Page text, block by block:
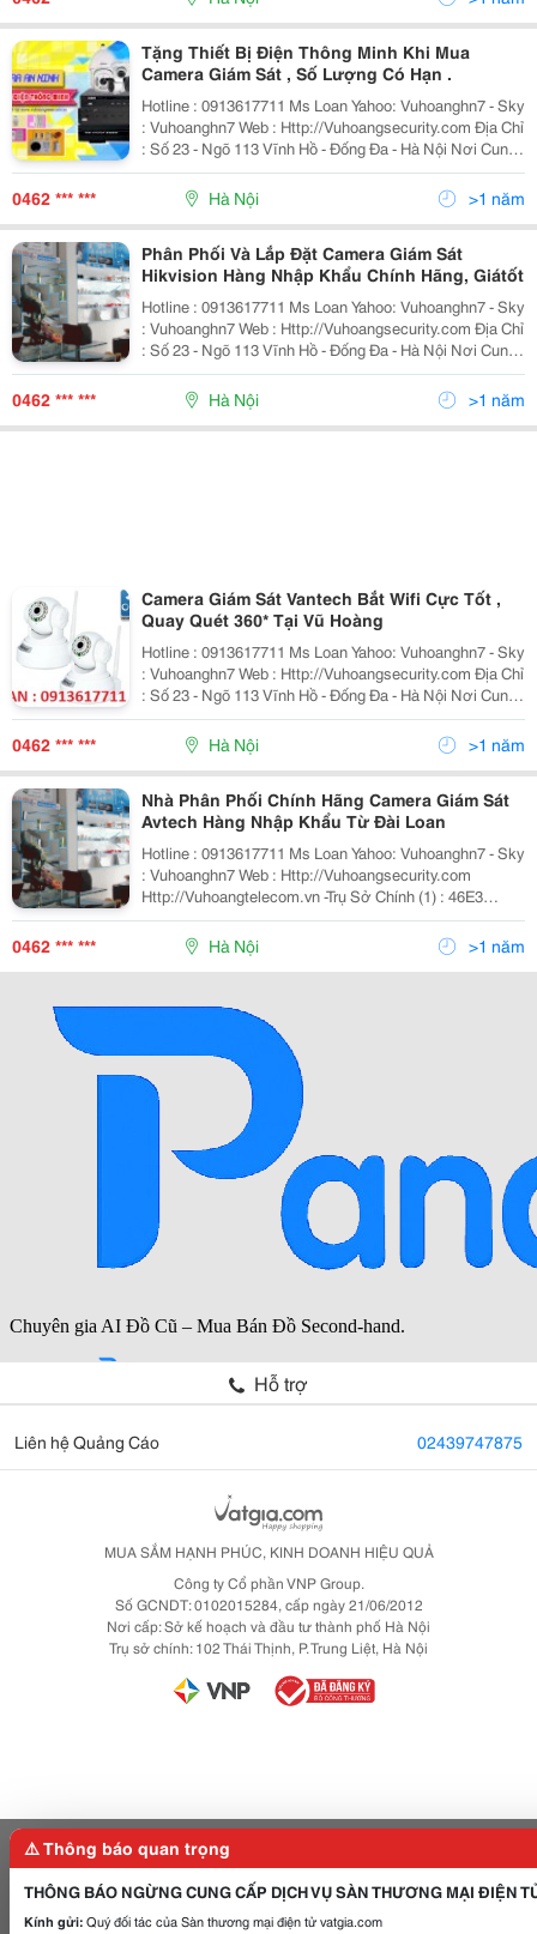
Tặng Thiết Bị Điện Thông Minh Khi Mua
Camera Giám Sát , Số Lượng Có Hạn .
Hotline : 0913617711 Ms Loan Yahoo: Vuhoanghn7 - Sky
: Vuhoanghn7 Web : Http://Vuhoangsecurity.com Địa Chỉ
: Số 23 - Ngõ 113 Vĩnh Hồ - Đống Đa - Hà Nội Nơi Cung
Cấp Thiết Bị An Ninh, Giám Sát Uy Tín Số 1 Việt Nam
0462 *** *** Hà Nội >1 năm
Phân Phối Và Lắp Đặt Camera Giám Sát
Hikvision Hàng Nhập Khẩu Chính Hãng, Giátốt
Hotline : 0913617711 Ms Loan Yahoo: Vuhoanghn7 - Sky
: Vuhoanghn7 Web : Http://Vuhoangsecurity.com Địa Chỉ
: Số 23 - Ngõ 113 Vĩnh Hồ - Đống Đa - Hà Nội Nơi Cung
Cấp Thiết Bị An Ninh, Giám Sát Uy Tín Số 1 Việt Nam
0462 *** *** Hà Nội >1 năm
Camera Giám Sát Vantech Bắt Wifi Cực Tốt ,
Quay Quét 360* Tại Vũ Hoàng
Hotline : 0913617711 Ms Loan Yahoo: Vuhoanghn7 - Sky
: Vuhoanghn7 Web : Http://Vuhoangsecurity.com Địa Chỉ
: Số 23 - Ngõ 113 Vĩnh Hồ - Đống Đa - Hà Nội Nơi Cung
Cấp Thiết Bị An Ninh, Giám Sát Uy Tín Số 1 Việt Nam
0462 *** *** Hà Nội >1 năm
Nhà Phân Phối Chính Hãng Camera Giám Sát
Avtech Hàng Nhập Khẩu Từ Đài Loan
Hotline : 0913617711 Ms Loan Yahoo: Vuhoanghn7 - Sky
: Vuhoanghn7 Web : Http://Vuhoangsecurity.com
Http://Vuhoangtelecom.vn -Trụ Sở Chính (1) : 46E3
Nguyễn Văn Đậu - Phường 6 - Quận Bình Thạnh - Tp. Hồ
Chí Minh Điệ
0462 *** *** Hà Nội >1 năm
Hỗ trợ
Liên hệ Quảng Cáo 02439747875
MUA SẮM HẠNH PHÚC, KINH DOANH HIỆU QUẢ
Công ty Cổ phần VNP Group.
Số GCNDT: 0102015284, cấp ngày 21/06/2012
Nơi cấp: Sở kế hoạch và đầu tư thành phố Hà Nội
Trụ sở chính: 102 Thái Thịnh, P. Trung Liệt, Hà Nội
⚠️ Thông báo quan trọng
THÔNG BÁO NGỪNG CUNG CẤP DỊCH VỤ SÀN THƯƠNG MẠI ĐIỆN
Kính gửi:Quý đối tác của Sàn thương mại điện tử vatgia.com